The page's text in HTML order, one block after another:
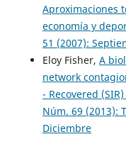
Aproximaciones
economía y
51 (2007):
Eloy Fisher, A
network
- Recovered
Núm. 69 (2013):
Diciembre